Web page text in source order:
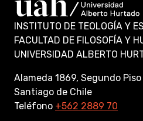
INSTITUTO DE TEOLOGÍA Y
FACULTAD DE FILOSOFÍA Y
UNIVERSIDAD ALBERTO
Alameda 1869, Segundo Piso
Santiago de Chile
Teléfono +562 2889 70